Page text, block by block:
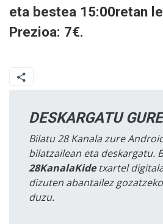
eta bestea 15:00retan
Prezioa: 7€.
DESKARGATU
Bilatu 28 Kanala zure
bilatzailean eta deskargatu.
28KanalaKidetxartel
dizuten abantailez
duzu.